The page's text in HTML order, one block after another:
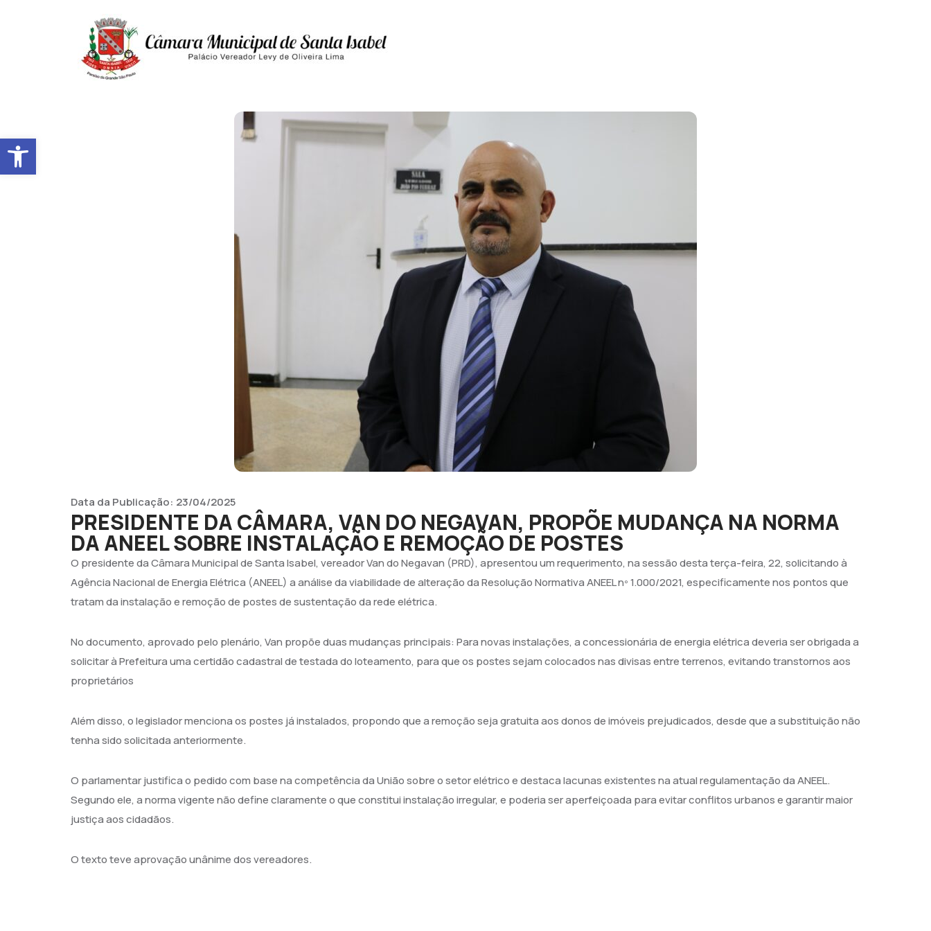
Abrir a barra de ferramentas
Data da Publicação: 23/04/2025
PRESIDENTE DA CÂMARA, VAN DO NEGAVAN, PROPÕE MUDANÇA NA NORMA
DA ANEEL SOBRE INSTALAÇÃO E REMOÇÃO DE POSTES
O presidente da Câmara Municipal de Santa Isabel, vereador Van do Negavan (PRD), apresentou um requerimento, na sessão desta terça-feira, 22, solicitando à
Agência Nacional de Energia Elétrica (ANEEL) a análise da viabilidade de alteração da Resolução Normativa ANEEL nº 1.000/2021, especificamente nos pontos que
tratam da instalação e remoção de postes de sustentação da rede elétrica.
No documento, aprovado pelo plenário, Van propõe duas mudanças principais: Para novas instalações, a concessionária de energia elétrica deveria ser obrigada a
solicitar à Prefeitura uma certidão cadastral de testada do loteamento, para que os postes sejam colocados nas divisas entre terrenos, evitando transtornos aos
proprietários
Além disso, o legislador menciona os postes já instalados, propondo que a remoção seja gratuita aos donos de imóveis prejudicados, desde que a substituição não
tenha sido solicitada anteriormente.
O parlamentar justifica o pedido com base na competência da União sobre o setor elétrico e destaca lacunas existentes na atual regulamentação da ANEEL.
Segundo ele, a norma vigente não define claramente o que constitui instalação irregular, e poderia ser aperfeiçoada para evitar conflitos urbanos e garantir maior
justiça aos cidadãos.
O texto teve aprovação unânime dos vereadores.